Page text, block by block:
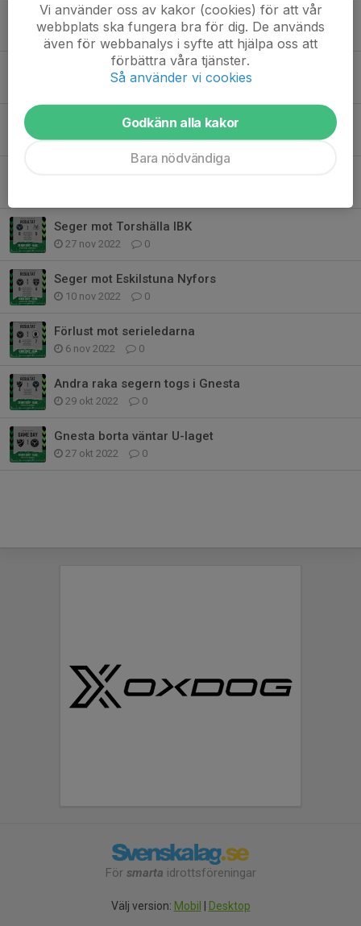
Förlust mot Trosa Edanö
14 jan 2023 0
Tre poäng blev noll efter chockminut mot Gnesta
Ny uddamålsförlust på bortaplan
11 dec 2022 0
Seger mot Torshälla IBK
27 nov 2022 0
Seger mot Eskilstuna Nyfors
10 nov 2022 0
Förlust mot serieledarna
6 nov 2022 0
Andra raka segern togs i Gnesta
29 okt 2022 0
Gnesta borta väntar U-laget
27 okt 2022 0
För smarta idrottsföreningar
Välj version: Mobil Desktop
Vi använder oss av kakor (cookies) för att vår
webbplats ska fungera bra för dig. De används
även för webbanalys i syfte att hjälpa oss att
förbättra våra tjänster.
Så använder vi cookies
Godkänn alla kakor
Bara nödvändiga